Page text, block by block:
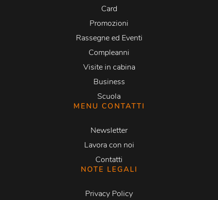
Card
Promozioni
Rassegne ed Eventi
Compleanni
Visite in cabina
Business
Scuola
MENU CONTATTI
Newsletter
Lavora con noi
Contatti
NOTE LEGALI
Privacy Policy